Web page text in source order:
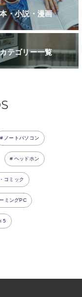
本・小説・漫画
カテゴリー一覧
ノートパソコン
ヘッドホン
コミック
ミングPC
5